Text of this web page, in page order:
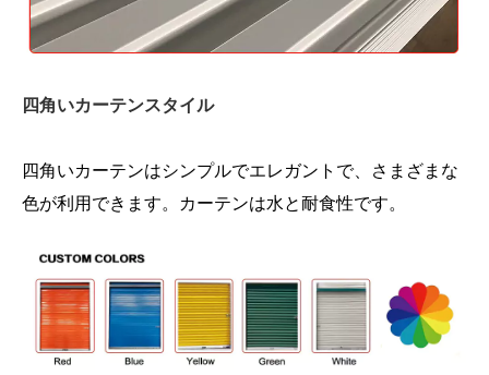
四角いカーテンスタイル
四角いカーテンはシンプルでエレガントで、さまざまな
色が利用できます。カーテンは水と耐食性です。